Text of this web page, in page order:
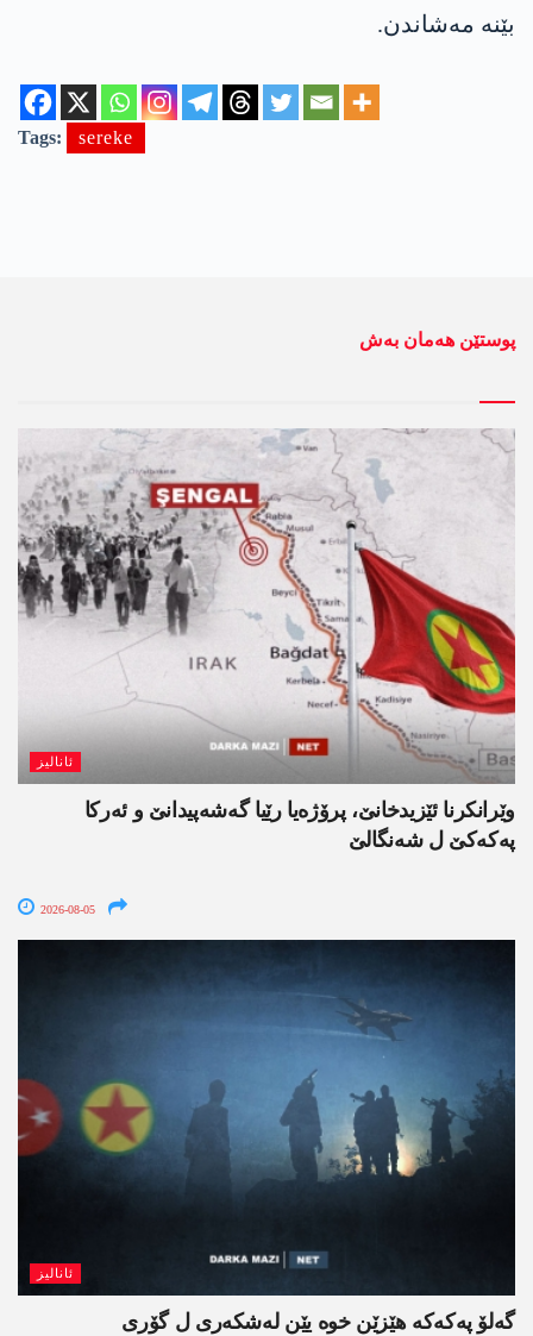
بێنە مەشاندن.
Tags: sereke
پوستێن ھەمان بەش
ئانالیز
وێرانکرنا ئێزیدخانێ، پرۆژەیا رێیا گەشەپیدانێ و ئەرکا
پەکەکێ ل شەنگالێ
2026-08-05
ئانالیز
گەلۆ پەکەکە ھێزێن خوە یێن لەشکەری ل گۆری